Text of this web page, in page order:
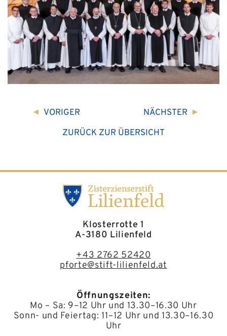
VORIGER
ZURÜCK ZUR ÜBERSICHT
NÄCHSTER
Klosterrotte 1
A-3180 Lilienfeld
+43 2762 52420
pforte@stift-lilienfeld.at
Öffnungszeiten:
Mo – Sa: 9–12 Uhr und 13.30–16.30 Uhr
Sonn- und Feiertag: 11–12 Uhr und 13.30–16.30
Uhr